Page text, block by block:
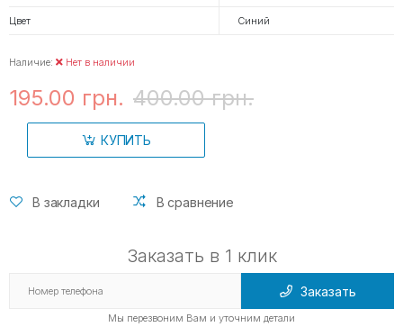
Цвет Синий
Наличие: Нет в наличии
195.00 грн. 400.00 грн.
КУПИТЬ
В закладки В сравнение
Заказать в 1 клик
Заказать
Мы перезвоним Вам и уточним детали